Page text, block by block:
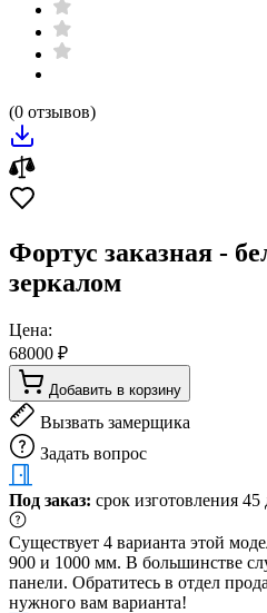
(0 отзывов)
Фортус заказная -
зеркалом
Цена:
68000 ₽
Добавить в корзину
Вызвать замерщика
Задать вопрос
Под заказ: срок изготовления 45
Существует 4 варианта этой
900 и 1000 мм. В большинстве
панели. Обратитесь в отдел
нужного вам варианта!